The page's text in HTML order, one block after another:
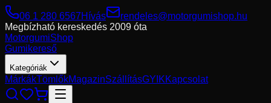
06 1 280 6567Hívás
rendeles@motorgumishop.hu
Megbízható kereskedés 2009 óta
MotorgumiShop
Gumikereső
Kategóriák
MárkákTömlőkMagazinSzállításGYIKKapcsolat